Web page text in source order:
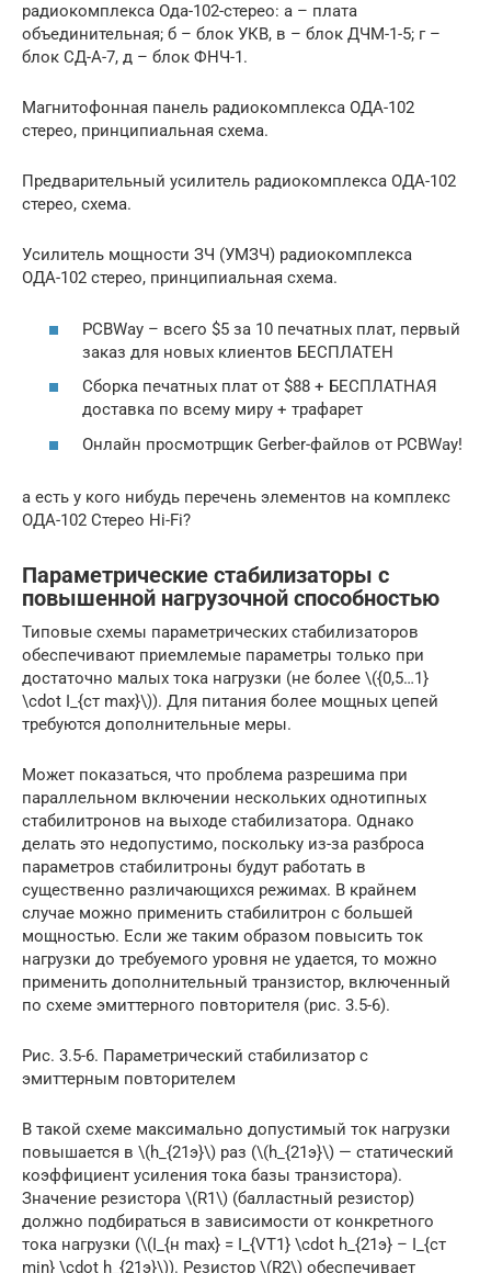
радиокомплекса Ода-102-стерео: а – плата
объединительная; б – блок УКВ, в – блок ДЧМ-1-5; г –
блок СД-А-7, д – блок ФНЧ-1.
Магнитофонная панель радиокомплекса ОДА-102
стерео, принципиальная схема.
Предварительный усилитель радиокомплекса ОДА-102
стерео, схема.
Усилитель мощности ЗЧ (УМЗЧ) радиокомплекса
ОДА-102 стерео, принципиальная схема.
PCBWay – всего $5 за 10 печатных плат, первый
заказ для новых клиентов БЕСПЛАТЕН
Сборка печатных плат от $88 + БЕСПЛАТНАЯ
доставка по всему миру + трафарет
Онлайн просмотрщик Gerber-файлов от PCBWay!
а есть у кого нибудь перечень элементов на комплекс
ОДА-102 Стерео Hi-Fi?
Параметрические стабилизаторы с
повышенной нагрузочной способностью
Типовые схемы параметрических стабилизаторов
обеспечивают приемлемые параметры только при
достаточно малых тока нагрузки (не более \({0,5…1}
\cdot I_{ст max}\)). Для питания более мощных цепей
требуются дополнительные меры.
Может показаться, что проблема разрешима при
параллельном включении нескольких однотипных
стабилитронов на выходе стабилизатора. Однако
делать это недопустимо, поскольку из-за разброса
параметров стабилитроны будут работать в
существенно различающихся режимах. В крайнем
случае можно применить стабилитрон с большей
мощностью. Если же таким образом повысить ток
нагрузки до требуемого уровня не удается, то можно
применить дополнительный транзистор, включенный
по схеме эмиттерного повторителя (рис. 3.5-6).
Рис. 3.5-6. Параметрический стабилизатор с
эмиттерным повторителем
В такой схеме максимально допустимый ток нагрузки
повышается в \(h_{21э}\) раз (\(h_{21э}\) — статический
коэффициент усиления тока базы транзистора).
Значение резистора \(R1\) (балластный резистор)
должно подбираться в зависимости от конкретного
тока нагрузки (\(I_{н max} = I_{VT1} \cdot h_{21э} – I_{ст
min} \cdot h_{21э}\)). Резистор \(R2\) обеспечивает